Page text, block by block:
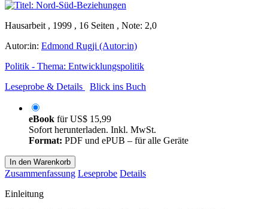
Hausarbeit , 1999 , 16 Seiten , Note: 2,0
Autor:in: Edmond Rugji (Autor:in)
Politik - Thema: Entwicklungspolitik
Leseprobe & Details
Blick ins Buch
eBook fürUS$ 15,99
Sofort herunterladen. Inkl. MwSt.
Format: PDF und ePUB – für alle Geräte
In den Warenkorb
Zusammenfassung Leseprobe Details
Einleitung